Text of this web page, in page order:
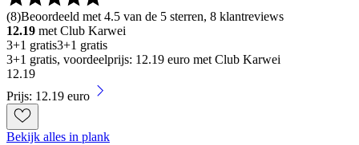
(8)Beoordeeld met 4.5 van de 5 sterren, 8 klantreviews
12.19 met Club Karwei
3+1 gratis3+1 gratis
3+1 gratis, voordeelprijs: 12.19 euro met Club Karwei
12.19
Prijs: 12.19 euro
Bekijk alles in plank